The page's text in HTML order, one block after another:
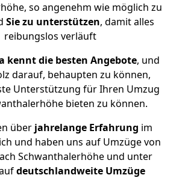
so angenehm wie möglich zu
Sie zu unterstützen, damit alles
reibungslos verläuft
kennt die besten Angebote, und
darauf, behaupten zu können,
Unterstützung für Ihren Umzug
bieten zu können.
überjahrelange Erfahrung im
und haben uns auf Umzüge von
Schwanthalerhöhe und unter
deutschlandweite Umzüge